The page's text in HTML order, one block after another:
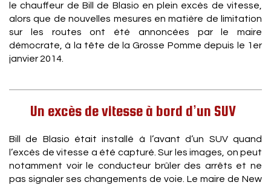
le chauffeur de Bill de Blasio en plein excès de vitesse,
alors que de nouvelles mesures en matière de limitation
sur les routes ont été annoncées par le maire
démocrate, à la tête de la Grosse Pomme depuis le 1er
janvier 2014.
Un excès de vitesse à bord d’un SUV
Bill de Blasio était installé à l’avant d’un SUV quand
l’excès de vitesse a été capturé. Sur les images, on peut
notamment voir le conducteur brûler des arrêts et ne
pas signaler ses changements de voie. Le maire de New